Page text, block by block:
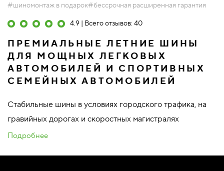
#шиномонтаж в подарок#бессрочная расширенная гарантия
4.9 | Всего отзывов: 40
ПРЕМИАЛЬНЫЕ ЛЕТНИЕ ШИНЫ
ДЛЯ МОЩНЫХ ЛЕГКОВЫХ
АВТОМОБИЛЕЙ И СПОРТИВНЫХ
СЕМЕЙНЫХ АВТОМОБИЛЕЙ
Стабильные шины в условиях городского трафика, на
гравийных дорогах и скоростных магистралях
Подробнее